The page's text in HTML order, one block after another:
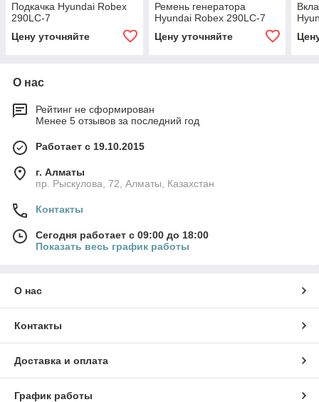
Подкачка Hyundai Robex
290LC-7
Цену уточняйте
Ремень генератора
Hyundai Robex 290LC-7
Цену уточняйте
О нас
Рейтинг не сформирован
Менее 5 отзывов за последний год
Работает с 19.10.2015
г. Алматы
пр. Рыскулова, 72, Алматы, Казахстан
Контакты
Сегодня работает с 09:00 до 18:00
Показать весь график работы
О нас
Контакты
Доставка и оплата
График работы